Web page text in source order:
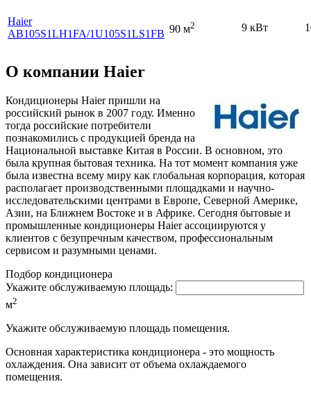
Haier
AB105S1LH1FA/1U105S1LS1FB 90 м2 9 кВт
О компании Haier
Кондиционеры Haier пришли на
российский рынок в 2007 году. Именно
тогда российские потребители
познакомились с продукцией бренда на
Национальной выставке Китая в России. В основном, это
была крупная бытовая техника. На тот момент компания уже
была известна всему миру как глобальная корпорация, которая
располагает производственными площадками и научно-
исследовательскими центрами в Европе, Северной Америке,
Азии, на Ближнем Востоке и в Африке. Сегодня бытовые и
промышленные кондиционеры Haier ассоциируются у
клиентов с безупречным качеством, профессиональным
сервисом и разумными ценами.
Подбор кондиционера
Укажите обслуживаемую площадь:
м2
Укажите обслуживаемую площадь помещения.
Основная характеристика кондиционера - это мощность
охлаждения. Она зависит от объема охлаждаемого
помещения.